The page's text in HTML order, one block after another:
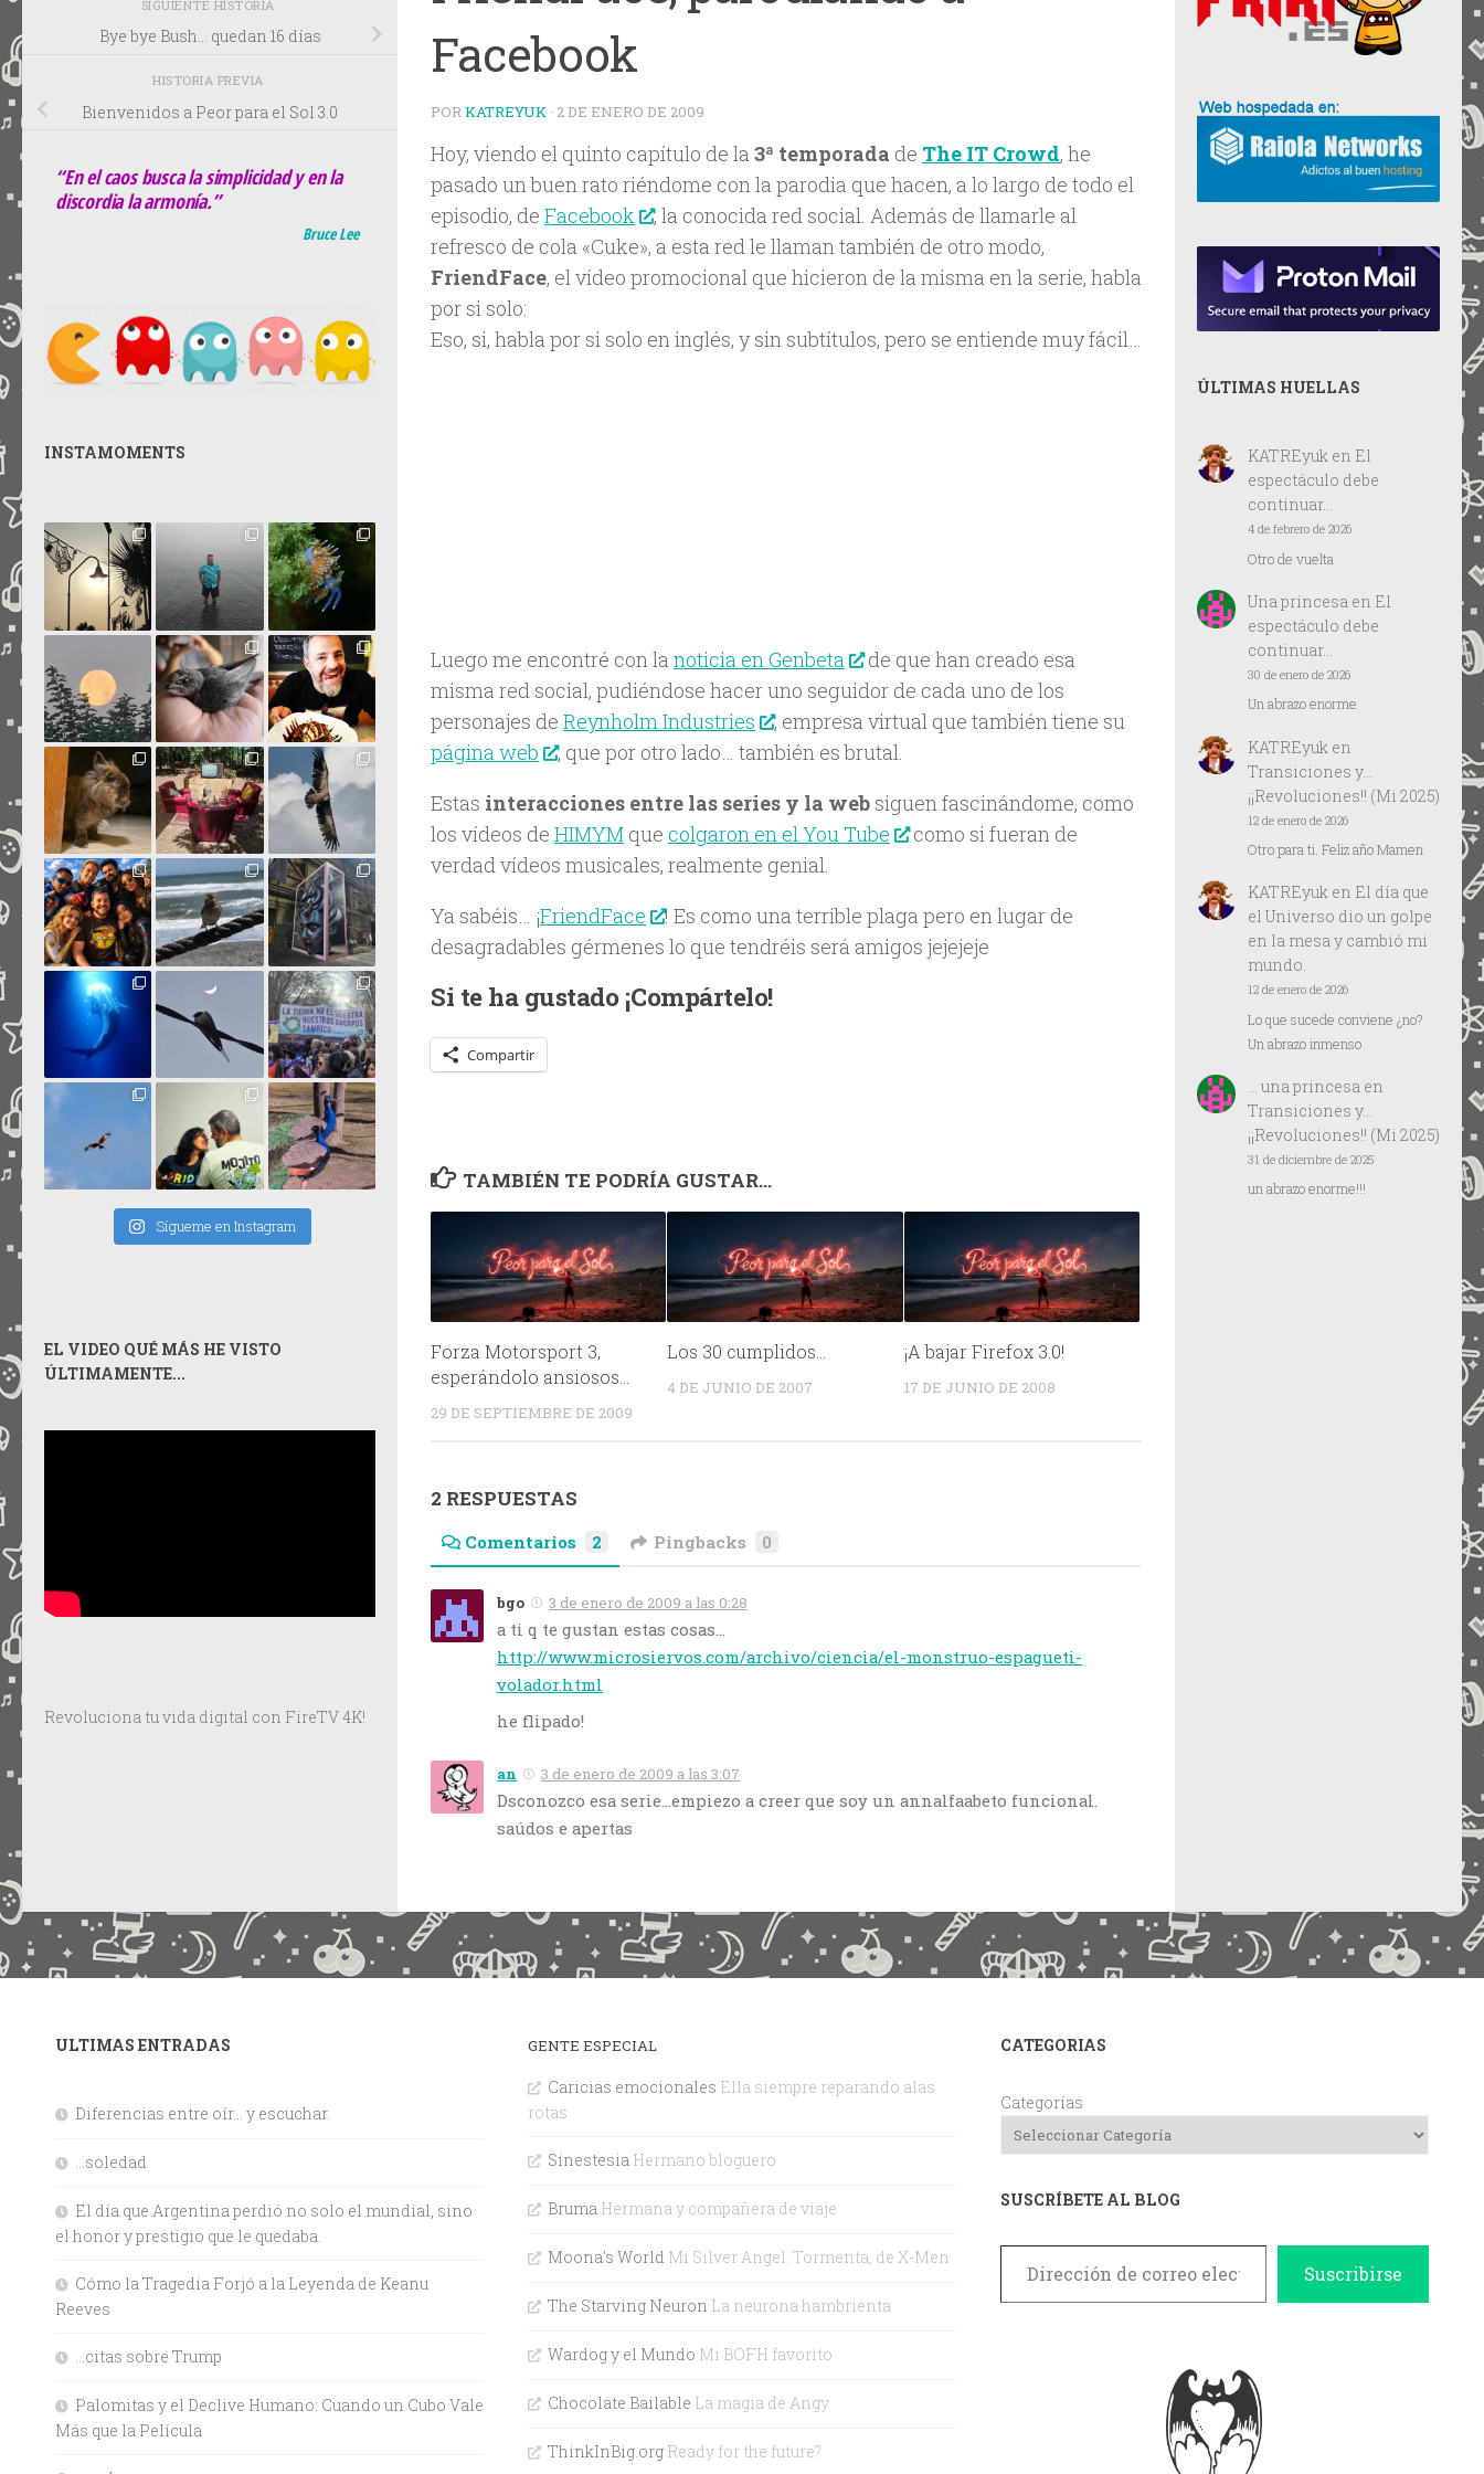
Facebook
PORKATREYUK · 2 DE ENERO DE 2009
Hoy, viendo el quinto capítulo de la 3ª temporada de The IT Crowd, he
pasado un buen rato riéndome con la parodia que hacen, a lo largo de todo el
episodio, de Facebook
, la conocida red social. Además de llamarle al
refresco de cola «Cuke», a esta red le llaman también de otro modo,
FriendFace, el vídeo promocional que hicieron de la misma en la serie, habla
por si solo:
Eso, si, habla por si solo en inglés, y sin subtítulos, pero se entiende muy fácil…
Luego me encontré con la noticia en Genbeta
de que han creado esa
misma red social, pudiéndose hacer uno seguidor de cada uno de los
personajes de Reynholm Industries
, empresa virtual que también tiene su
página web
, que por otro lado… también es brutal.
Estas interacciones entre las series y la web siguen fascinándome, como
los vídeos de HIMYM que colgaron en el You Tube
como si fueran de
verdad vídeos musicales, realmente genial.
Ya sabéis… ¡FriendFace
! Es como una terrible plaga pero en lugar de
desagradables gérmenes lo que tendréis será amigos jejejeje
Si te ha gustado ¡Compártelo!
Compartir
TAMBIÉN TE PODRÍA GUSTAR...
Forza Motorsport 3,
esperándolo ansiosos…
29 DE SEPTIEMBRE DE 2009
Los 30 cumplidos…
4 DE JUNIO DE 2007
¡A bajar Firefox 3.0!
17 DE JUNIO DE 2008
2 RESPUESTAS
Comentarios 2 Pingbacks 0
bgo 3 de enero de 2009 a las 0:28
a ti q te gustan estas cosas…
http://www.microsiervos.com/archivo/ciencia/el-monstruo-espagueti-
volador.html
he flipado!
an 3 de enero de 2009 a las 3:07
Dsconozco esa serie…empiezo a creer que soy un annalfaabeto funcional.
saúdos e apertas
SIGUIENTE HISTORIA
Bye bye Bush… quedan 16 días
HISTORIA PREVIA
Bienvenidos a Peor para el Sol 3.0
“En el caos busca la simplicidad y en la
discordia la armonía.”
Bruce Lee
INSTAMOMENTS
Sígueme en Instagram
EL VIDEO QUÉ MÁS HE VISTO
ÚLTIMAMENTE...
Revoluciona tu vida digital con FireTV 4K!
ÚLTIMAS HUELLAS
KATREyuken El
espectáculo debe
continuar…
4 de febrero de 2026
Otro de vuelta
Una princesaen El
espectáculo debe
continuar…
30 de enero de 2026
Un abrazo enorme
KATREyuk en
Transiciones y…
¡¡Revoluciones!! (Mi 2025)
12 de enero de 2026
Otro para ti. Feliz año Mamen
KATREyuken El día que
el Universo dio un golpe
en la mesa y cambió mi
mundo.
12 de enero de 2026
Lo que sucede conviene ¿no?
Un abrazo inmenso
… una princesaen
Transiciones y…
¡¡Revoluciones!! (Mi 2025)
31 de diciembre de 2025
un abrazo enorme!!!
ULTIMAS ENTRADAS
Diferencias entre oír… y escuchar.
…soledad
El día que Argentina perdió no solo el mundial, sino
el honor y prestigio que le quedaba.
Cómo la Tragedia Forjó a la Leyenda de Keanu
Reeves
…citas sobre Trump
Palomitas y el Declive Humano: Cuando un Cubo Vale
Más que la Película
GENTE ESPECIAL
Caricias emocionales Ella siempre reparando alas
rotas
SinestesiaHermano bloguero
BrumaHermana y compañera de viaje
Moona's World Mi Silver Angel. Tormenta, de X-Men
The Starving Neuron La neurona hambrienta
Wardog y el Mundo Mi BOFH favorito
Chocolate Bailable La magia de Angy
ThinkInBig.orgReady for the future?
CATEGORIAS
Categorías
SUSCRÍBETE AL BLOG
Dirección de correo electrónico
Suscribirse